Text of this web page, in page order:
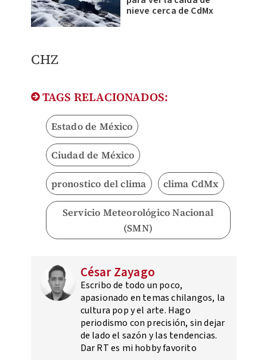
nieve cerca de CdMx
CHZ
TAGS RELACIONADOS:
Estado de México
Ciudad de México
pronostico del clima clima CdMx
Servicio Meteorológico Nacional
(SMN)
César Zayago
Escribo de todo un poco,
apasionado en temas chilangos, la
cultura pop y el arte. Hago
periodismo con precisión, sin dejar
de lado el sazón y las tendencias.
Dar RT es mi hobby favorito